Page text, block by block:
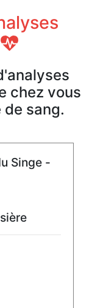
chez vous
sang.
Singe -